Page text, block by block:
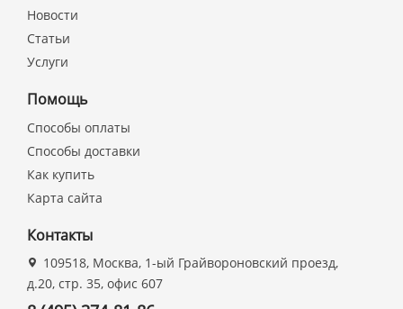
Новости
Статьи
Услуги
Помощь
Способы оплаты
Способы доставки
Как купить
Карта сайта
Контакты
109518, Москва, 1-ый Грайвороновский проезд,
д.20, стр. 35, офис 607